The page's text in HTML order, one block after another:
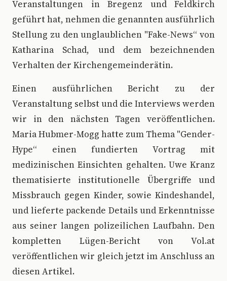
Veranstaltungen in Bregenz und Feldkirch
geführt hat, nehmen die genannten ausführlich
Stellung zu den unglaublichen "Fake-News“ von
Katharina Schad, und dem bezeichnenden
Verhalten der Kirchengemeinderätin.
Einen ausführlichen Bericht zu der
Veranstaltung selbst und die Interviews werden
wir in den nächsten Tagen veröffentlichen.
Maria Hubmer-Mogg hatte zum Thema "Gender-
Hype“ einen fundierten Vortrag mit
medizinischen Einsichten gehalten. Uwe Kranz
thematisierte institutionelle Übergriffe und
Missbrauch gegen Kinder, sowie Kindeshandel,
und lieferte packende Details und Erkenntnisse
aus seiner langen polizeilichen Laufbahn. Den
kompletten Lügen-Bericht von Vol.at
veröffentlichen wir gleich jetzt im Anschluss an
diesen Artikel.